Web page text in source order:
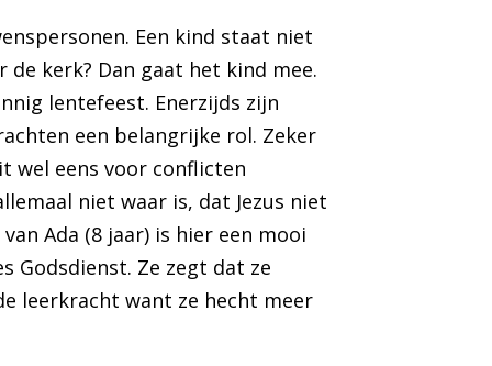
Een kind staat niet
kerk? Dan gaat het kind mee.
lentefeest. Enerzijds zijn
een belangrijke rol. Zeker
wel eens voor conflicten
niet waar is, dat Jezus niet
Ada (8 jaar)is hier een mooi
Godsdienst. Ze zegt dat ze
leerkracht want ze hecht meer